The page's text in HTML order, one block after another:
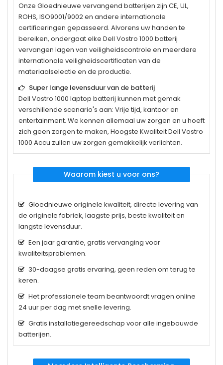
Onze Gloednieuwe vervangend batterijen zijn CE, UL,
ROHS, ISO9001/9002 en andere internationale
certificeringen gepasseerd. Alvorens uw handen te
bereiken, ondergaat elke Dell Vostro 1000 batterij
vervangen lagen van veiligheidscontrole en meerdere
internationale veiligheidscertificaten van de
materiaalselectie en de productie.
Super lange levensduur van de batterij
Dell Vostro 1000 laptop batterij kunnen met gemak
verschillende scenario's aan: Vrije tijd, kantoor en
entertainment. We kennen allemaal uw zorgen en u hoeft
zich geen zorgen te maken, Hoogste Kwaliteit Dell Vostro
1000 Accu zullen uw zorgen gemakkelijk verlichten.
Waarom kiest u voor ons?
Gloednieuwe originele kwaliteit, directe levering van
de originele fabriek, laagste prijs, beste kwaliteit en
langste levensduur.
Een jaar garantie, gratis vervanging voor
kwaliteitsproblemen.
30-daagse gratis ervaring, geen reden om terug te
keren.
Het professionele team beantwoordt vragen online
24 uur per dag met snelle levering.
Gratis installatiegereedschap voor alle ingebouwde
batterijen.